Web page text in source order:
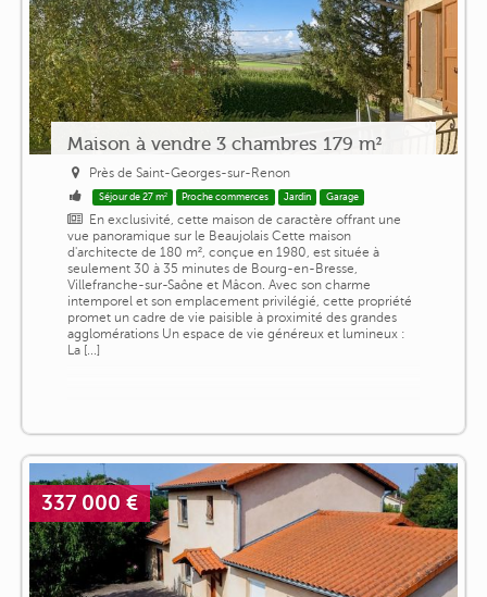
Maison à vendre 3 chambres 179 m²
Près de Saint-Georges-sur-Renon
Séjour de 27 m² Proche commerces Jardin Garage
En exclusivité, cette maison de caractère offrant une
vue panoramique sur le Beaujolais Cette maison
d'architecte de 180 m², conçue en 1980, est située à
seulement 30 à 35 minutes de Bourg-en-Bresse,
Villefranche-sur-Saône et Mâcon. Avec son charme
intemporel et son emplacement privilégié, cette propriété
promet un cadre de vie paisible à proximité des grandes
agglomérations Un espace de vie généreux et lumineux :
La [...]
337 000 €